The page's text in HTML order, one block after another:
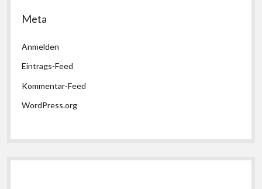
Meta
Anmelden
Eintrags-Feed
Kommentar-Feed
WordPress.org